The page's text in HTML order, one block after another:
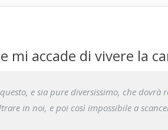
mi accade di vivere la
e sia pure diversissimo, che dovrà
in noi, e poi così impossibile a